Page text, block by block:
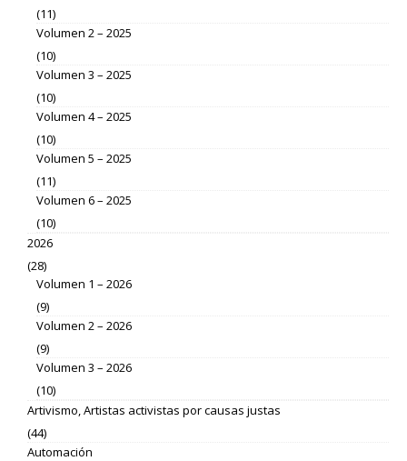
(11)
Volumen 2 – 2025
(10)
Volumen 3 – 2025
(10)
Volumen 4 – 2025
(10)
Volumen 5 – 2025
(11)
Volumen 6 – 2025
(10)
2026
(28)
Volumen 1 – 2026
(9)
Volumen 2 – 2026
(9)
Volumen 3 – 2026
(10)
Artivismo, Artistas activistas por causas justas
(44)
Automación